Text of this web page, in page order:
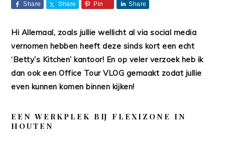
Share Share Pin Share
Hi Allemaal, zoals jullie wellicht al via social media
vernomen hebben heeft deze sinds kort een echt
‘Betty’s Kitchen’ kantoor! En op veler verzoek heb ik
dan ook een Office Tour VLOG gemaakt zodat jullie
even kunnen komen binnen kijken!
EEN WERKPLEK BIJ FLEXIZONE IN
HOUTEN